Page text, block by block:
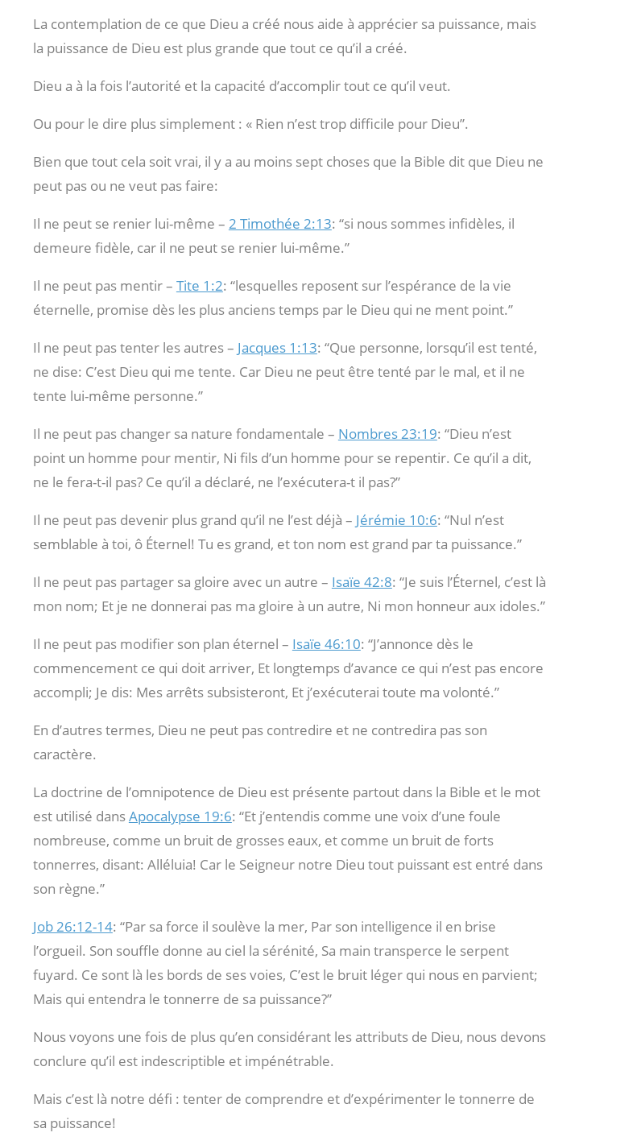
La contemplation de ce que Dieu a créé nous aide à apprécier sa puissance, mais
la puissance de Dieu est plus grande que tout ce qu’il a créé.
Dieu a à la fois l’autorité et la capacité d’accomplir tout ce qu’il veut.
Ou pour le dire plus simplement : « Rien n’est trop difficile pour Dieu”.
Bien que tout cela soit vrai, il y a au moins sept choses que la Bible dit que Dieu ne
peut pas ou ne veut pas faire:
Il ne peut se renier lui-même – 2 Timothée 2:13: “si nous sommes infidèles, il
demeure fidèle, car il ne peut se renier lui-même.”
Il ne peut pas mentir – Tite 1:2: “lesquelles reposent sur l’espérance de la vie
éternelle, promise dès les plus anciens temps par le Dieu qui ne ment point.”
Il ne peut pas tenter les autres – Jacques 1:13: “Que personne, lorsqu’il est tenté,
ne dise: C’est Dieu qui me tente. Car Dieu ne peut être tenté par le mal, et il ne
tente lui-même personne.”
Il ne peut pas changer sa nature fondamentale – Nombres 23:19: “Dieu n’est
point un homme pour mentir, Ni fils d’un homme pour se repentir. Ce qu’il a dit,
ne le fera-t-il pas? Ce qu’il a déclaré, ne l’exécutera-t il pas?”
Il ne peut pas devenir plus grand qu’il ne l’est déjà – Jérémie 10:6: “Nul n’est
semblable à toi, ô Éternel! Tu es grand, et ton nom est grand par ta puissance.”
Il ne peut pas partager sa gloire avec un autre – Isaïe 42:8: “Je suis l’Éternel, c’est là
mon nom; Et je ne donnerai pas ma gloire à un autre, Ni mon honneur aux idoles.”
Il ne peut pas modifier son plan éternel – Isaïe 46:10: “J’annonce dès le
commencement ce qui doit arriver, Et longtemps d’avance ce qui n’est pas encore
accompli; Je dis: Mes arrêts subsisteront, Et j’exécuterai toute ma volonté.”
En d’autres termes, Dieu ne peut pas contredire et ne contredira pas son
caractère.
La doctrine de l’omnipotence de Dieu est présente partout dans la Bible et le mot
est utilisé dansApocalypse 19:6: “Et j’entendis comme une voix d’une foule
nombreuse, comme un bruit de grosses eaux, et comme un bruit de forts
tonnerres, disant: Alléluia! Car le Seigneur notre Dieu tout puissant est entré dans
son règne.”
Job 26:12-14: “Par sa force il soulève la mer, Par son intelligence il en brise
l’orgueil. Son souffle donne au ciel la sérénité, Sa main transperce le serpent
fuyard. Ce sont là les bords de ses voies, C’est le bruit léger qui nous en parvient;
Mais qui entendra le tonnerre de sa puissance?”
Nous voyons une fois de plus qu’en considérant les attributs de Dieu, nous devons
conclure qu’il est indescriptible et impénétrable.
Mais c’est là notre défi : tenter de comprendre et d’expérimenter le tonnerre de
sa puissance!